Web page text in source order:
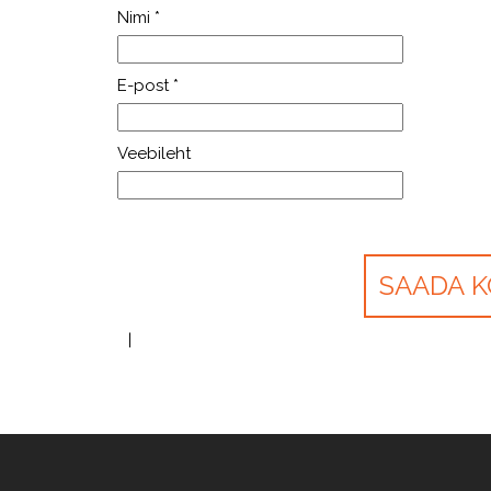
Nimi *
E-post *
Veebileht